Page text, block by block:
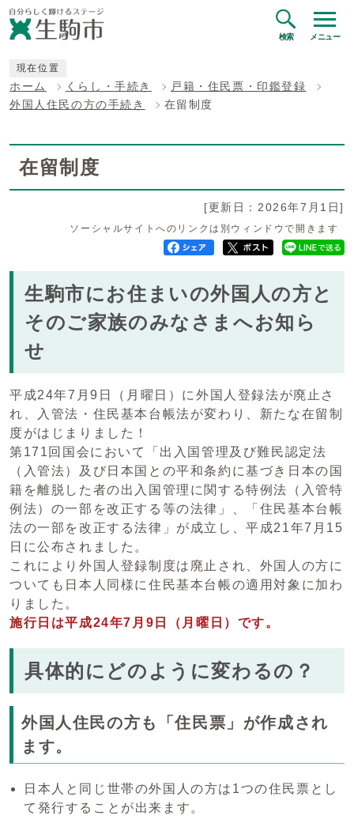
検索 メニュー
現在位置
ホーム くらし・手続き
戸籍・住民票・印鑑登録
外国人住民の方の手続き
在留制度
在留制度
[更新日：2026年7月1日]
ソーシャルサイトへのリンクは別ウィンドウで開きます
生駒市にお住まいの外国人の方と
そのご家族のみなさまへお知ら
せ
平成24年7月9日（月曜日）に外国人登録法が廃止さ
れ、入管法・住民基本台帳法が変わり、新たな在留制
度がはじまりました！
第171回国会において「出入国管理及び難民認定法
（入管法）及び日本国との平和条約に基づき日本の国
籍を離脱した者の出入国管理に関する特例法（入管特
例法）の一部を改正する等の法律」、「住民基本台帳
法の一部を改正する法律」が成立し、平成21年7月15
日に公布されました。
これにより外国人登録制度は廃止され、外国人の方に
ついても日本人同様に住民基本台帳の適用対象に加わ
りました。
施行日は平成24年7月9日（月曜日）です。
具体的にどのように変わるの？
外国人住民の方も「住民票」が作成され
ます。
日本人と同じ世帯の外国人の方は1つの住民票とし
て発行することが出来ます。